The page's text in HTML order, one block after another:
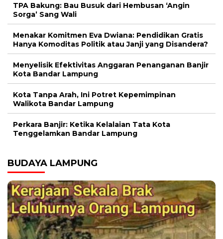
TPA Bakung: Bau Busuk dari Hembusan ‘Angin
Sorga’ Sang Wali
Menakar Komitmen Eva Dwiana: Pendidikan Gratis
Hanya Komoditas Politik atau Janji yang Disandera?
Menyelisik Efektivitas Anggaran Penanganan Banjir
Kota Bandar Lampung
Kota Tanpa Arah, Ini Potret Kepemimpinan
Walikota Bandar Lampung
Perkara Banjir: Ketika Kelalaian Tata Kota
Tenggelamkan Bandar Lampung
BUDAYA LAMPUNG